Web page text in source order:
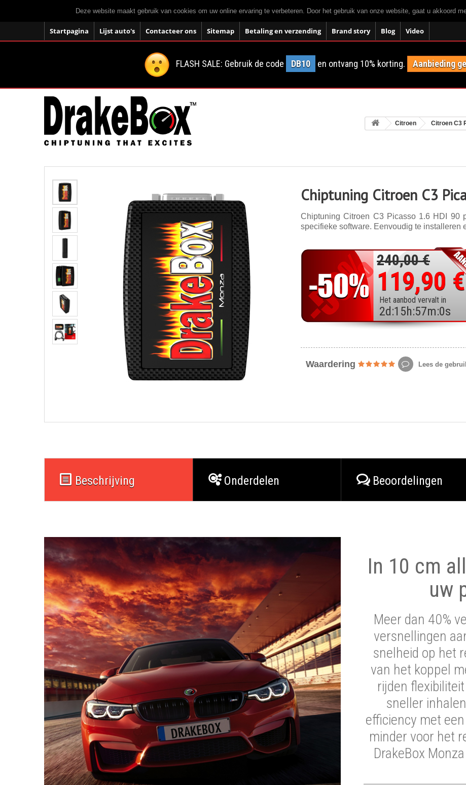
Deze website maakt gebruik van cookies om uw online ervaring te verbeteren. Door het gebruik van onze website, gaat u akkoord
Startpagina Lijst auto's Contacteer ons Sitemap Betaling en verzending Brand story Blog Video
FLASH SALE: Gebruik de code DB10 en ontvang 10% korting. Aanbieding
Citroen Citroen C3
Chiptuning Citroen C3
Chiptuning Citroen C3 Picasso 1.6 HDI 90
specifieke software. Eenvoudig te installeren
240,00 €
119,90 €
Het aanbod vervalt in
2d :15h:56m:58
Waardering Lees de
Beschrijving Onderdelen Beoordelingen
In 10 cm
uw
Meer dan 40%
versnellingen
snelheid op het
van het koppel
rijden
sneller
efficiency met
minder voor het
DrakeBox